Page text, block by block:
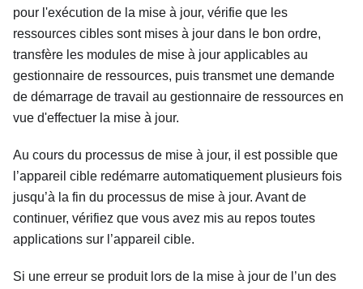
pour l'exécution de la mise à jour, vérifie que les
ressources cibles sont mises à jour dans le bon ordre,
transfère les modules de mise à jour applicables au
gestionnaire de ressources, puis transmet une demande
de démarrage de travail au gestionnaire de ressources en
vue d'effectuer la mise à jour.
Au cours du processus de mise à jour, il est possible que
l’appareil cible redémarre automatiquement plusieurs fois
jusqu’à la fin du processus de mise à jour. Avant de
continuer, vérifiez que vous avez mis au repos toutes
applications sur l’appareil cible.
Si une erreur se produit lors de la mise à jour de l’un des